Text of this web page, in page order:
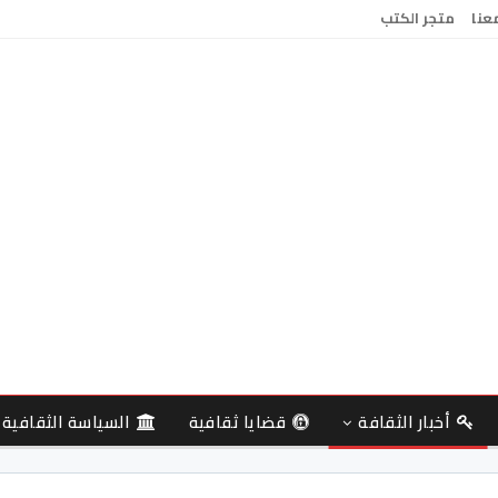
متجر الكتب
أخبار الثقافة قضايا ثقافية السياسة الثقافية